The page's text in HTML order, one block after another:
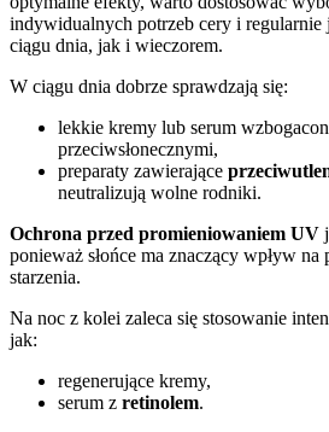
indywidualnych potrzeb cery i
ciągu dnia, jak i wieczorem.
W ciągu dnia dobrze sprawdzają się:
lekkie kremy lub serum
przeciwsłonecznymi,
preparaty zawierające
neutralizują wolne rodniki.
Ochrona przed promieniowaniem UV
ponieważ słońce ma znaczący wpływ na
starzenia.
Na noc z kolei zaleca się stosowanie
jak:
regenerujące kremy,
serum z retinolem.